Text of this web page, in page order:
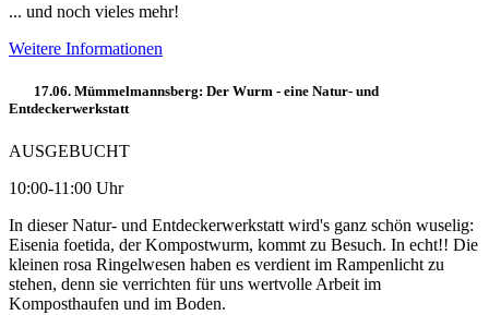
... und noch vieles mehr!
Weitere Informationen
17.06. Mümmelmannsberg: Der Wurm - eine Natur- und
Entdeckerwerkstatt
AUSGEBUCHT
10:00-11:00 Uhr
In dieser Natur- und Entdeckerwerkstatt wird's ganz schön wuselig:
Eisenia foetida, der Kompostwurm, kommt zu Besuch. In echt!! Die
kleinen rosa Ringelwesen haben es verdient im Rampenlicht zu
stehen, denn sie verrichten für uns wertvolle Arbeit im
Komposthaufen und im Boden.